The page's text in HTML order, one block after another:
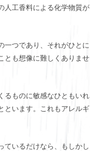
人工香料による化学物質が
一つであり、それがひとに
とも想像に難しくありませ
るものに敏感なひともいれ
といます。これもアレルギ
ているだけなら、もしかし